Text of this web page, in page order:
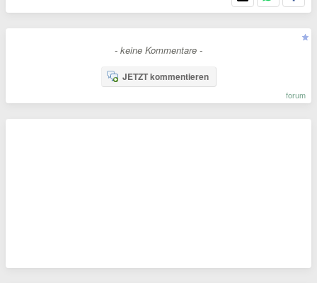
- keine Kommentare -
JETZT kommentieren
forum